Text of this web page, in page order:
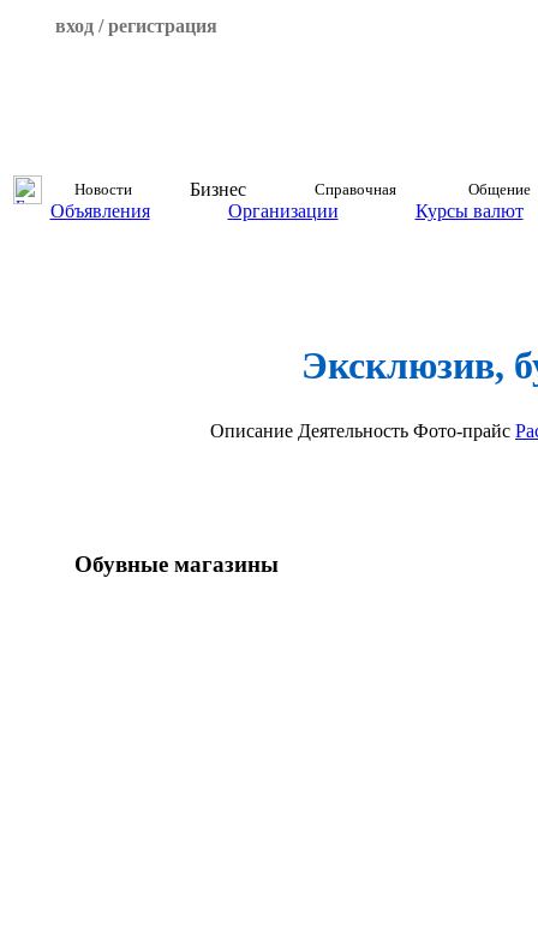
вход / регистрация
Новости Бизнес Справочная Общение
Объявления Организации Курсы валют
Эксклюзив,
Описание Деятельность Фото-прайс
Обувные магазины